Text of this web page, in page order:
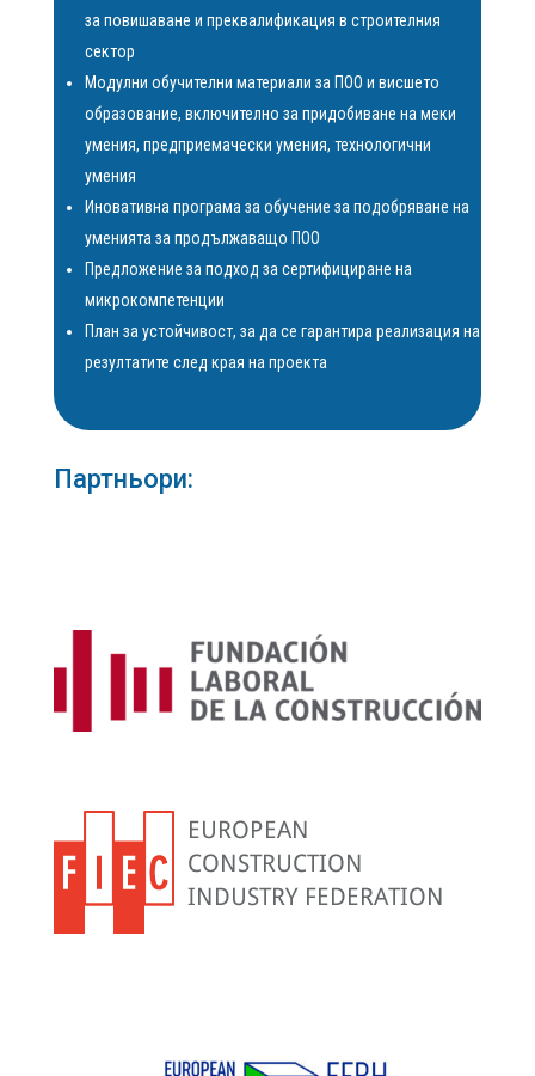
за повишаване и преквалификация в строителния
сектор
Модулни обучителни материали за ПОО и висшето
образование, включително за придобиване на меки
умения, предприемачески умения, технологични
умения
Иновативна програма за обучение за подобряване на
уменията за продължаващо ПОО
Предложение за подход за сертифициране на
микрокомпетенции
План за устойчивост, за да се гарантира реализация на
резултатите след края на проекта
Партньори: